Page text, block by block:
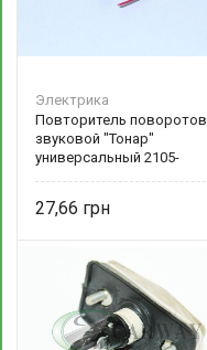
Электрика
Повторитель поворотов
звуковой "Тонар"
универсальный 2105-
27,66